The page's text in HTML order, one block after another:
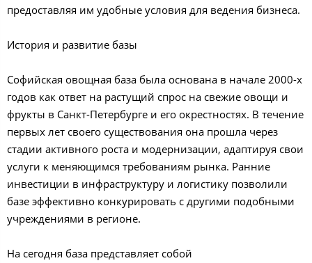
предоставляя им удобные условия для ведения бизнеса.
История и развитие базы
Софийская овощная база была основана в начале 2000-х
годов как ответ на растущий спрос на свежие овощи и
фрукты в Санкт-Петербурге и его окрестностях. В течение
первых лет своего существования она прошла через
стадии активного роста и модернизации, адаптируя свои
услуги к меняющимся требованиям рынка. Ранние
инвестиции в инфраструктуру и логистику позволили
базе эффективно конкурировать с другими подобными
учреждениями в регионе.
На сегодня база представляет собой